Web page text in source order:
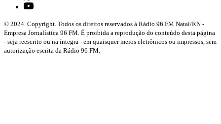
© 2024. Copyright. Todos os direitos reservados à Rádio 96 FM Natal/RN -
Empresa Jornalística 96 FM. É proibida a reprodução do conteúdo desta página
- seja reescrito ou na íntegra - em quaisquer meios eletrônicos ou impressos, sem
autorização escrita da Rádio 96 FM.